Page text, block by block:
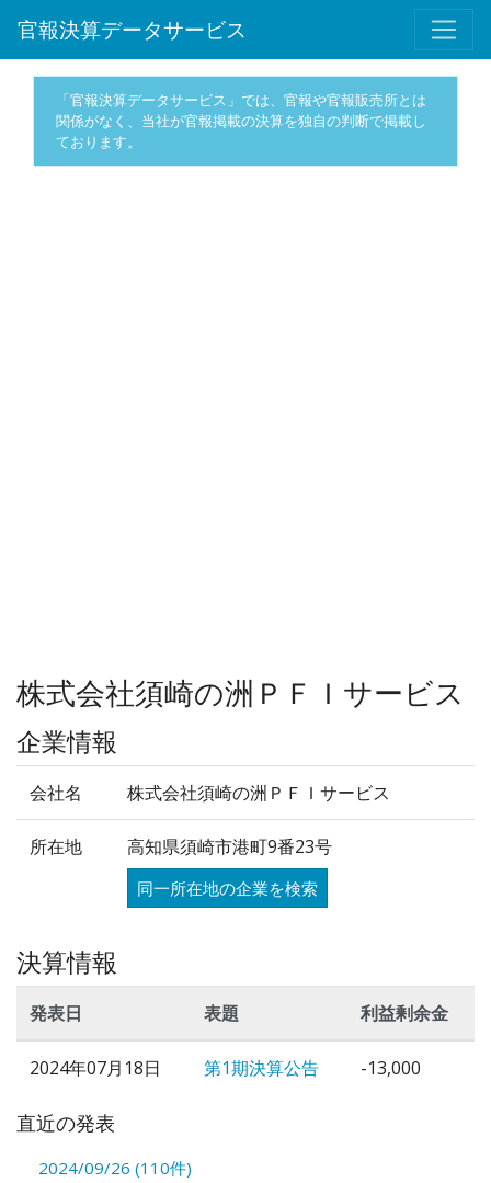
官報決算データサービス
「官報決算データサービス」では、官報や官報販売所とは
関係がなく、当社が官報掲載の決算を独自の判断で掲載し
ております。
株式会社須崎の洲ＰＦＩサービス
企業情報
会社名 株式会社須崎の洲ＰＦＩサービス
所在地 高知県須崎市港町9番23号
同一所在地の企業を検索
決算情報
発表日 表題 利益剰余金
2024年07月18日 第1期決算公告 -13,000
直近の発表
2024/09/26 (110件)